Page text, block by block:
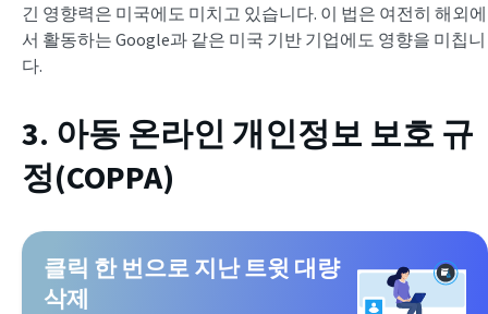
긴 영향력은 미국에도 미치고 있습니다. 이 법은 여전히 해외에
서 활동하는 Google과 같은 미국 기반 기업에도 영향을 미칩니
다.
3. 아동 온라인 개인정보 보호 규
정(COPPA)
클릭 한 번으로 지난 트윗 대량
삭제